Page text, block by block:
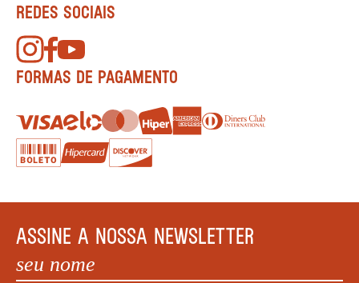
REDES SOCIAIS
FORMAS DE PAGAMENTO
ASSINE A NOSSA NEWSLETTER